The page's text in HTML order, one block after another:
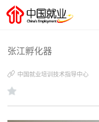
张江孵化器
中国就业培训技术指导中心